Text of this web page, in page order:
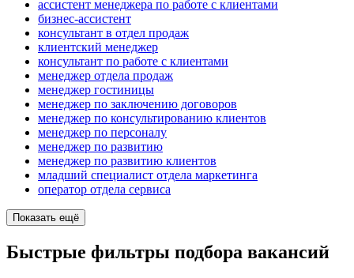
ассистент менеджера по работе с клиентами
бизнес-ассистент
консультант в отдел продаж
клиентский менеджер
консультант по работе с клиентами
менеджер отдела продаж
менеджер гостиницы
менеджер по заключению договоров
менеджер по консультированию клиентов
менеджер по персоналу
менеджер по развитию
менеджер по развитию клиентов
младший специалист отдела маркетинга
оператор отдела сервиса
Показать ещё
Быстрые фильтры подбора вакансий